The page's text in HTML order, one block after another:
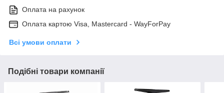
Оплата на рахунок
Оплата картою Visa, Mastercard - WayForPay
Всі умови оплати
Подібні товари компанії